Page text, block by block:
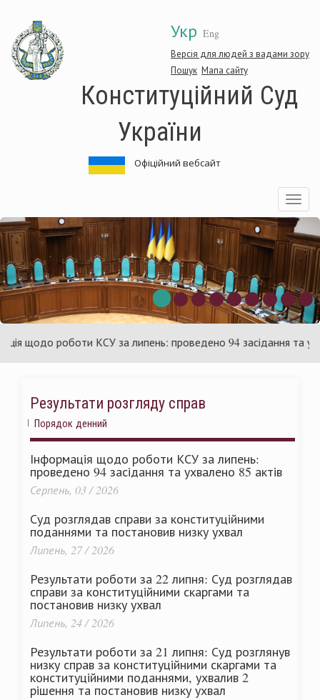
основного
матеріалу
Укр Eng
Версія для людей з вадами зору
Пошук Мапа сайту
Конституційний Суд
України
Офіційний вебсайт
Toggle
Суд
щодо роботи КСУ за липень: проведено 94 засідання та
Результати розгляду справ
Порядок денний
Інформація щодо роботи КСУ за липень:
проведено 94 засідання та ухвалено 85 актів
Серпень, 03 / 2026
Суд розглядав справи за конституційними
поданнями та постановив низку ухвал
Липень, 27 / 2026
Результати роботи за 22 липня: Суд розглядав
справи за конституційними скаргами та
постановив низку ухвал
Липень, 24 / 2026
Результати роботи за 21 липня: Суд розглянув
низку справ за конституційними скаргами та
конституційними поданнями, ухвалив 2
рішення та постановив низку ухвал